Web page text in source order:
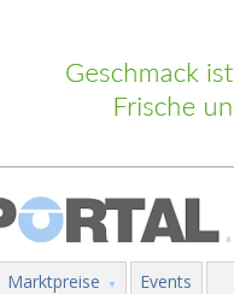
Marktpreise Events